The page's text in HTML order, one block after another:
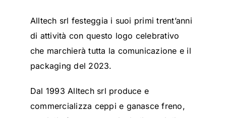
Alltech srl festeggia i suoi primi trent’anni
di attività con questo logo celebrativo
che marchierà tutta la comunicazione e il
packaging del 2023.
Dal 1993 Alltech srl produce e
commercializza ceppi e ganasce freno,